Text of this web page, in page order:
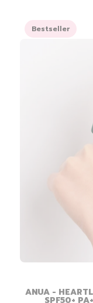
Bestseller
ANUA -
SPF50+